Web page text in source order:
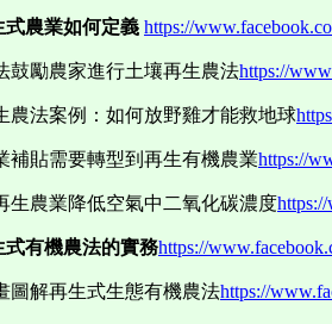
式農業如何定義 https://
鼓勵農家進行土壤再生農法https://
農法案例：如何放野雞才能救地球
補貼需要轉型到再生有機農業https://
生農業降低空氣中二氧化碳濃度
式有機農法的實務https://
圖解再生式生態有機農法https://